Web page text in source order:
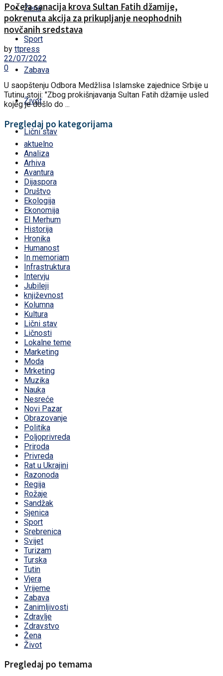
Žena
Sport
Zabava
Život
Lični stav
Počela sanacija krova Sultan Fatih džamije,
pokrenuta akcija za prikupljanje neophodnih
novčanih sredstava
by ttpress
22/07/2022
0
U saopštenju Odbora Medžlisa Islamske zajednice Srbije u
Tutinu stoji: "Zbog prokišnjavanja Sultan Fatih džamije usled
kojeg je došlo do ...
Pregledaj po kategorijama
aktuelno
Analiza
Arhiva
Avantura
Dijaspora
Društvo
Ekologija
Ekonomija
El Merhum
Historija
Hronika
Humanost
In memoriam
Infrastruktura
Intervju
Jubileji
književnost
Kolumna
Kultura
Lični stav
Ličnosti
Lokalne teme
Marketing
Moda
Mrketing
Muzika
Nauka
Nesreće
Novi Pazar
Obrazovanje
Politika
Poljoprivreda
Priroda
Privreda
Rat u Ukrajini
Razonoda
Regija
Rožaje
Sandžak
Sjenica
Sport
Srebrenica
Svijet
Turizam
Turska
Tutin
Vjera
Vrijeme
Zabava
Zanimljivosti
Zdravlje
Zdravstvo
Žena
Život
Pregledaj po temama